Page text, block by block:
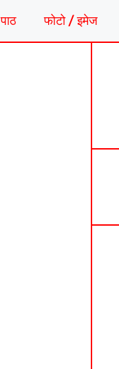
पाठ फोटो / इमेज